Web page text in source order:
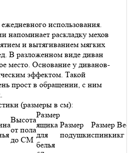
использования.
раскладку мехов
и вытягиванием мягких
В разложенном виде диван
место. Основание у диванов-
эффектом. Такой механизм
с ним справится даже
(размеры в см):
Высота
от пола
до СМ
Размер
ящика
для
белья
Размер
подушки
Размер
спинки
Вес,
кг